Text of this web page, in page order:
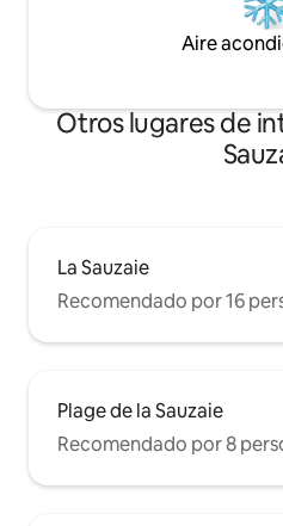
Aire
Otros lugares de
La Sauzaie
Recomendado por 16
Plage de la Sauzaie
Recomendado por 8